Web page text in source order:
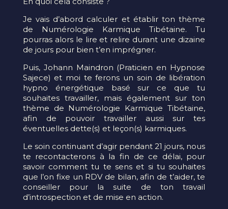
Je vais d’abord calculer et établir ton thème
de Numérologie Karmique Tibétaine. Tu
pourras alors le lire et relire durant une dizaine
de jours pour bien t’en imprégner.
Puis, Johann Maindron (Praticien en Hypnose
Sajece) et moi te ferons un soin de libération
hypno énergétique basé sur ce que tu
souhaites travailler, mais également sur ton
thème de Numérologie Karmique Tibétaine,
afin de pouvoir travailler aussi sur tes
éventuelles dette(s) et leçon(s) karmiques.
Le soin continuant d’agir pendant 21 jours, nous
te recontacterons à la fin de ce délai, pour
savoir comment tu te sens et si tu souhaites
que l’on fixe un RDV de bilan, afin de t’aider, te
conseiller pour la suite de ton travail
d’introspection et de mise en action.